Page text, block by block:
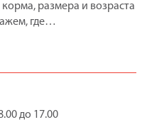
размера и возраста
где…
до 17.00